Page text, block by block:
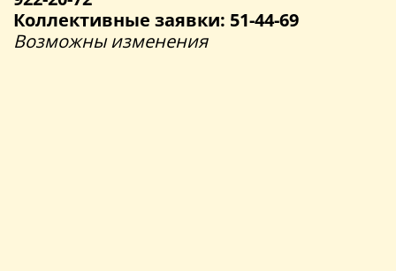
Коллективные заявки: 51-44-69
Возможны изменения